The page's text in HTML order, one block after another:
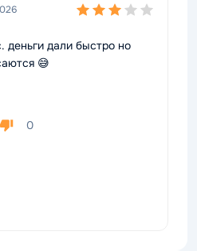
деньги дали быстро но
😅
0